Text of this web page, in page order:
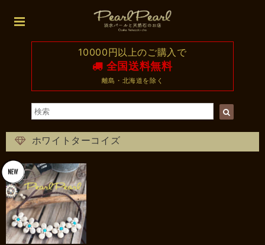
10000円以上のご購入で
全国送料無料
離島・北海道を除く
ホワイトターコイズ